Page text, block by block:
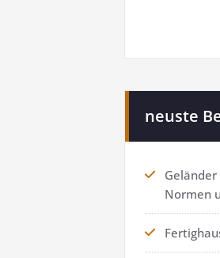
neuste
Normen